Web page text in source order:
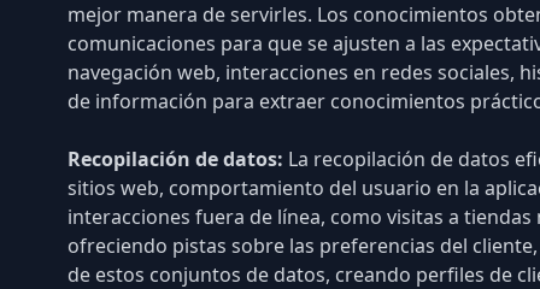
mejor manera de servirles. Los conocimientos
comunicaciones para que se ajusten a las
navegación web, interacciones en redes sociales,
de información para extraer conocimientos
Recopilación de datos: La recopilación de datos
sitios web, comportamiento del usuario en la
interacciones fuera de línea, como visitas a
ofreciendo pistas sobre las preferencias del
de estos conjuntos de datos, creando perfiles de